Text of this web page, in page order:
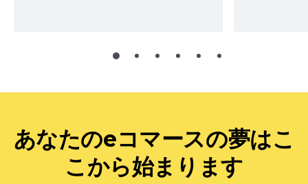
あなたのeコマースの夢はこ
こから始まります